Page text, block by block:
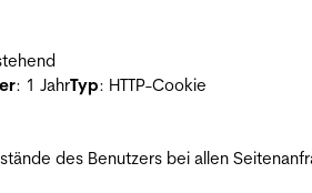
: 1 JahrTyp: HTTP-Cookie
des Benutzers bei allen